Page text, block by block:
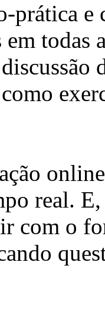
prática e
todas
real.
com o